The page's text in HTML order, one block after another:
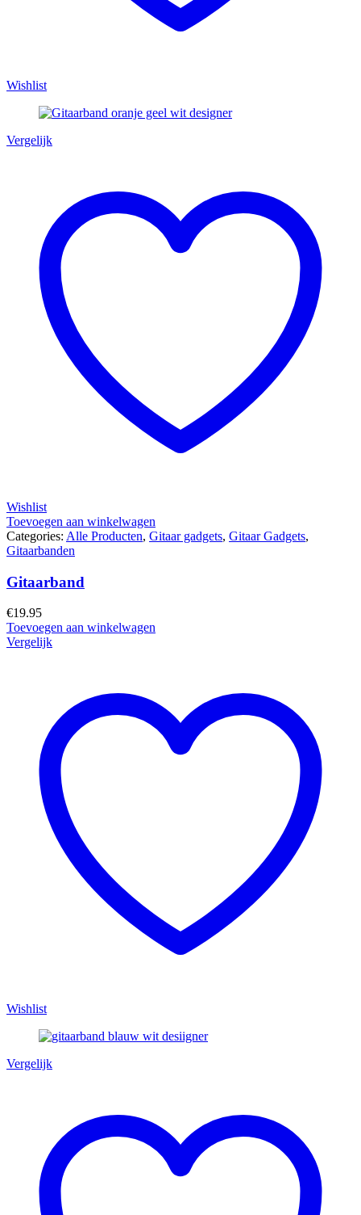
Wishlist
Vergelijk
Wishlist
Toevoegen aan winkelwagen
Categories: Alle Producten, Gitaar gadgets, Gitaar Gadgets,
Gitaarbanden
Gitaarband
€19.95
Toevoegen aan winkelwagen
Vergelijk
Wishlist
Vergelijk